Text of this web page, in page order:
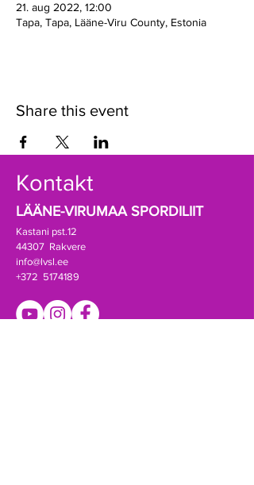
21. aug 2022, 12:00
Tapa, Tapa, Lääne-Viru County, Estonia
Share this event
Kontakt
LÄÄNE-VIRUMAA SPORDILIIT
Kastani pst.12
44307 Rakvere
info@lvsl.ee
+372 5174189